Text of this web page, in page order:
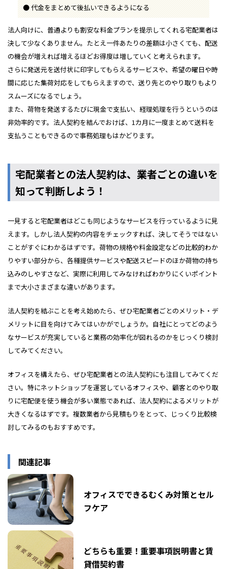
代金をまとめて後払いできるようになる
法人向けに、普通よりも割安な料金プランを提示してくれる宅配業者は
決して少なくありません。たとえ一件あたりの差額は小さくても、配送
の機会が増えれば増えるほどお得度は増していくと考えられます。
さらに発送元を送付状に印字してもらえるサービスや、希望の曜日や時
間に応じた集荷対応をしてもらえますので、送り先とのやり取りもより
スムーズになるでしょう。
また、荷物を発送するたびに現金で支払い、経理処理を行うというのは
非効率的です。法人契約を結んでおけば、1カ月に一度まとめて送料を
支払うこともできるので事務処理もはかどります。
宅配業者との法人契約は、業者ごとの違いを
知って判断しよう！
一見すると宅配業者はどこも同じようなサービスを行っているように見
えます。しかし法人契約の内容をチェックすれば、決してそうではない
ことがすぐにわかるはずです。荷物の規格や料金設定などの比較的わか
りやすい部分から、各種提供サービスや配送スピードのほか荷物の持ち
込みのしやすさなど、実際に利用してみなければわかりにくいポイント
まで大小さまざまな違いがあります。
法人契約を結ぶことを考え始めたら、ぜひ宅配業者ごとのメリット・デ
メリットに目を向けてみてはいかがでしょうか。自社にとってどのよう
なサービスが充実していると業務の効率化が図れるのかをじっくり検討
してみてください。
オフィスを構えたら、ぜひ宅配業者との法人契約にも注目してみてくだ
さい。特にネットショップを運営しているオフィスや、顧客とのやり取
りに宅配便を使う機会が多い業態であれば、法人契約によるメリットが
大きくなるはずです。複数業者から見積もりをとって、じっくり比較検
討してみるのもおすすめです。
関連記事
オフィスでできるむくみ対策とセル
フケア
どちらも重要！重要事項説明書と賃
貸借契約書